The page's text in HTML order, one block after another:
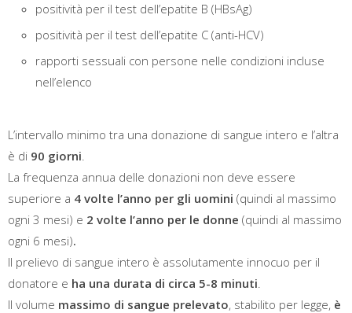
positività per il test dell’epatite B (HBsAg)
positività per il test dell’epatite C (anti-HCV)
rapporti sessuali con persone nelle condizioni incluse
nell’elenco
L’intervallo minimo tra una donazione di sangue intero e l’altra
è di 90 giorni.
La frequenza annua delle donazioni non deve essere
superiore a 4 volte l’anno per gli uomini (quindi al massimo
ogni 3 mesi) e 2 volte l’anno per le donne (quindi al massimo
ogni 6 mesi).
Il prelievo di sangue intero è assolutamente innocuo per il
donatore e ha una durata di circa 5-8 minuti.
Il volume massimo di sangue prelevato, stabilito per legge, è